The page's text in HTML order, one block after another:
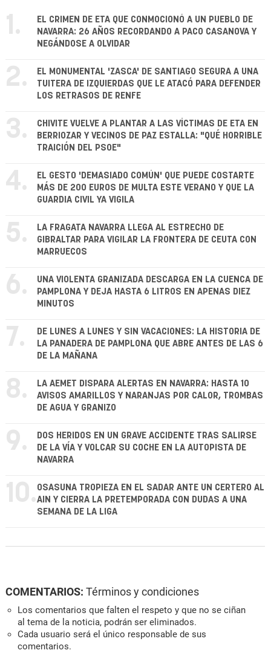
1.
EL CRIMEN DE ETA QUE CONMOCIONÓ A UN PUEBLO DE
NAVARRA: 26 AÑOS RECORDANDO A PACO CASANOVA Y
NEGÁNDOSE A OLVIDAR
2.
EL MONUMENTAL 'ZASCA' DE SANTIAGO SEGURA A UNA
TUITERA DE IZQUIERDAS QUE LE ATACÓ PARA DEFENDER
LOS RETRASOS DE RENFE
3.
CHIVITE VUELVE A PLANTAR A LAS VÍCTIMAS DE ETA EN
BERRIOZAR Y VECINOS DE PAZ ESTALLA: "QUÉ HORRIBLE
TRAICIÓN DEL PSOE"
4.
EL GESTO 'DEMASIADO COMÚN' QUE PUEDE COSTARTE
MÁS DE 200 EUROS DE MULTA ESTE VERANO Y QUE LA
GUARDIA CIVIL YA VIGILA
5.
LA FRAGATA NAVARRA LLEGA AL ESTRECHO DE
GIBRALTAR PARA VIGILAR LA FRONTERA DE CEUTA CON
MARRUECOS
6.
UNA VIOLENTA GRANIZADA DESCARGA EN LA CUENCA DE
PAMPLONA Y DEJA HASTA 6 LITROS EN APENAS DIEZ
MINUTOS
7.
DE LUNES A LUNES Y SIN VACACIONES: LA HISTORIA DE
LA PANADERA DE PAMPLONA QUE ABRE ANTES DE LAS 6
DE LA MAÑANA
8.
LA AEMET DISPARA ALERTAS EN NAVARRA: HASTA 10
AVISOS AMARILLOS Y NARANJAS POR CALOR, TROMBAS
DE AGUA Y GRANIZO
9.
DOS HERIDOS EN UN GRAVE ACCIDENTE TRAS SALIRSE
DE LA VÍA Y VOLCAR SU COCHE EN LA AUTOPISTA DE
NAVARRA
10. OSASUNA TROPIEZA EN EL SADAR ANTE UN CERTERO AL
AIN Y CIERRA LA PRETEMPORADA CON DUDAS A UNA
SEMANA DE LA LIGA
COMENTARIOS: Términos y condiciones
Los comentarios que falten el respeto y que no se ciñan
al tema de la noticia, podrán ser eliminados.
Cada usuario será el único responsable de sus
comentarios.